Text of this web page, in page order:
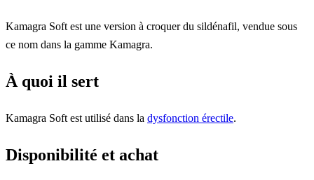
Kamagra Soft est une version à croquer du sildénafil, vendue sous
ce nom dans la gamme Kamagra.
À quoi il sert
Kamagra Soft est utilisé dans la dysfonction érectile.
Disponibilité et achat